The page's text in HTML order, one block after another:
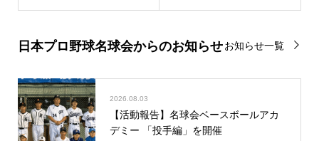
日本プロ野球名球会からのお知らせお知らせ一覧
2026.08.03
【活動報告】名球会ベースボールアカ
デミー 「投手編」を開催